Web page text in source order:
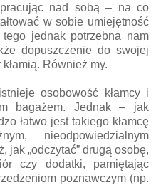
nad sobą – na co
w sobie umiejętność
tego jednak potrzebna nam
dopuszczenie do swojej
Również my.
osobowość kłamcy i
bagażem. Jednak – jak
łatwo jest takiego kłamcę
nieodpowiedzialnym
jak „odczytać” drugą osobę,
czy dodatki, pamiętając
poznawczym (np.